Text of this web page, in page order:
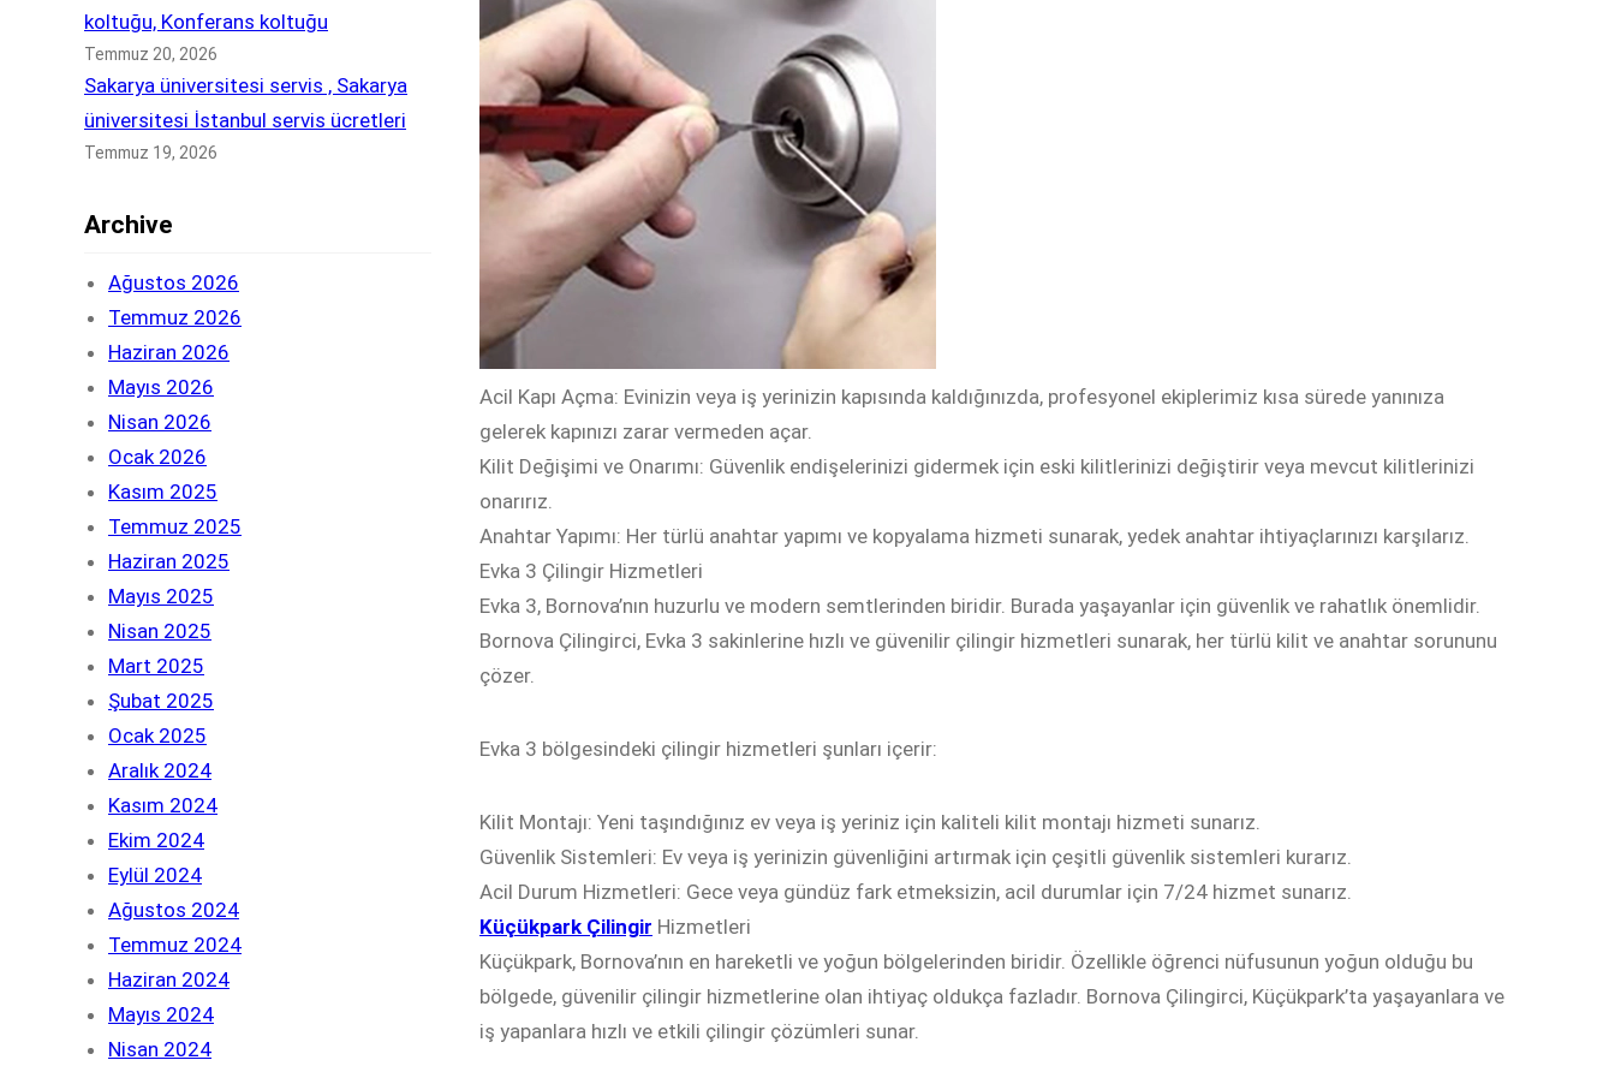
koltuğu, Konferans koltuğu
Temmuz 20, 2026
Sakarya üniversitesi servis , Sakarya
üniversitesi İstanbul servis ücretleri
Temmuz 19, 2026
Archive
Ağustos 2026
Temmuz 2026
Haziran 2026
Mayıs 2026
Nisan 2026
Ocak 2026
Kasım 2025
Temmuz 2025
Haziran 2025
Mayıs 2025
Nisan 2025
Mart 2025
Şubat 2025
Ocak 2025
Aralık 2024
Kasım 2024
Ekim 2024
Eylül 2024
Ağustos 2024
Temmuz 2024
Haziran 2024
Mayıs 2024
Nisan 2024
Acil Kapı Açma: Evinizin veya iş yerinizin kapısında kaldığınızda, profesyonel ekiplerimiz kısa sürede yanınıza
gelerek kapınızı zarar vermeden açar.
Kilit Değişimi ve Onarımı: Güvenlik endişelerinizi gidermek için eski kilitlerinizi değiştirir veya mevcut kilitlerinizi
onarırız.
Anahtar Yapımı: Her türlü anahtar yapımı ve kopyalama hizmeti sunarak, yedek anahtar ihtiyaçlarınızı karşılarız.
Evka 3 Çilingir Hizmetleri
Evka 3, Bornova’nın huzurlu ve modern semtlerinden biridir. Burada yaşayanlar için güvenlik ve rahatlık önemlidir.
Bornova Çilingirci, Evka 3 sakinlerine hızlı ve güvenilir çilingir hizmetleri sunarak, her türlü kilit ve anahtar sorununu
çözer.
Evka 3 bölgesindeki çilingir hizmetleri şunları içerir:
Kilit Montajı: Yeni taşındığınız ev veya iş yeriniz için kaliteli kilit montajı hizmeti sunarız.
Güvenlik Sistemleri: Ev veya iş yerinizin güvenliğini artırmak için çeşitli güvenlik sistemleri kurarız.
Acil Durum Hizmetleri: Gece veya gündüz fark etmeksizin, acil durumlar için 7/24 hizmet sunarız.
Küçükpark Çilingir Hizmetleri
Küçükpark, Bornova’nın en hareketli ve yoğun bölgelerinden biridir. Özellikle öğrenci nüfusunun yoğun olduğu bu
bölgede, güvenilir çilingir hizmetlerine olan ihtiyaç oldukça fazladır. Bornova Çilingirci, Küçükpark’ta yaşayanlara ve
iş yapanlara hızlı ve etkili çilingir çözümleri sunar.